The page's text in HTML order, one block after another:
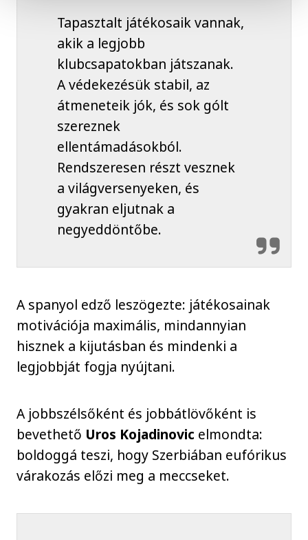
Tapasztalt játékosaik vannak,
akik a legjobb
klubcsapatokban játszanak.
A védekezésük stabil, az
átmeneteik jók, és sok gólt
szereznek
ellentámadásokból.
Rendszeresen részt vesznek
a világversenyeken, és
gyakran eljutnak a
negyeddöntőbe.
A spanyol edző leszögezte: játékosainak
motivációja maximális, mindannyian
hisznek a kijutásban és mindenki a
legjobbját fogja nyújtani.
A jobbszélsőként és jobbátlövőként is
bevethető Uros Kojadinovic elmondta:
boldoggá teszi, hogy Szerbiában eufórikus
várakozás előzi meg a meccseket.